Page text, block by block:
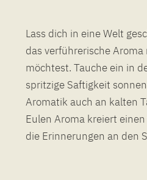
Lass dich in eine Welt
das verführerische
möchtest. Tauche ein in
spritzige Saftigkeit
Aromatik auch an kalten
Eulen Aroma kreiert
die Erinnerungen an den
Zigarette in ein Meer aus